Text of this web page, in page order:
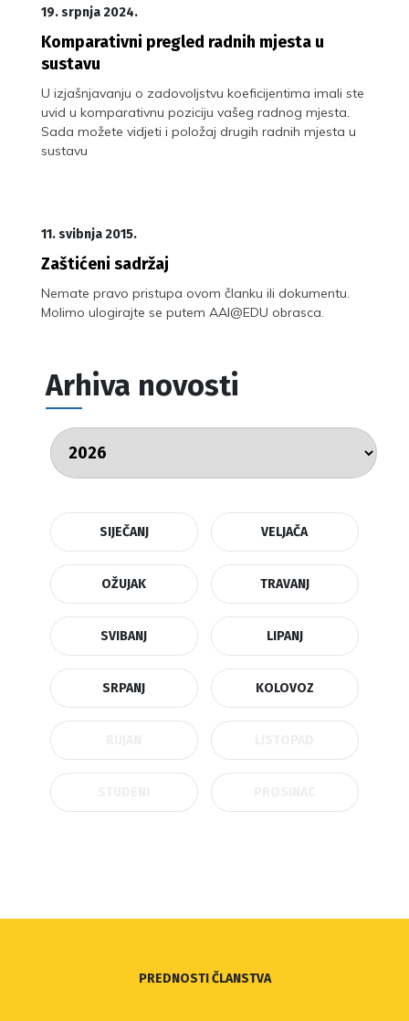
19. srpnja 2024.
Komparativni pregled radnih mjesta u
sustavu
U izjašnjavanju o zadovoljstvu koeficijentima imali ste
uvid u komparativnu poziciju vašeg radnog mjesta.
Sada možete vidjeti i položaj drugih radnih mjesta u
sustavu
11. svibnja 2015.
Zaštićeni sadržaj
Nemate pravo pristupa ovom članku ili dokumentu.
Molimo ulogirajte se putem AAI@EDU obrasca.
Arhiva novosti
SIJEČANJ VELJAČA
OŽUJAK TRAVANJ
SVIBANJ LIPANJ
SRPANJ KOLOVOZ
PREDNOSTI ČLANSTVA